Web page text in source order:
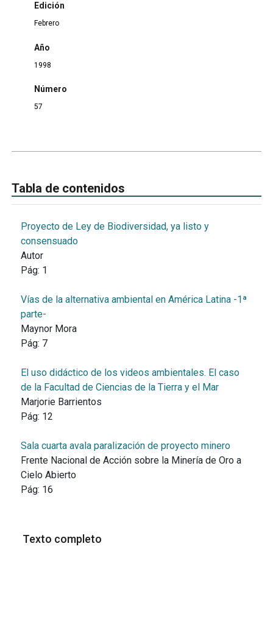
Edición
Febrero
Año
1998
Número
57
Tabla de contenidos
Proyecto de Ley de Biodiversidad, ya listo y
consensuado
Autor
Pág: 1
Vías de la alternativa ambiental en América Latina -1ª
parte-
Maynor Mora
Pág: 7
El uso didáctico de los videos ambientales. El caso
de la Facultad de Ciencias de la Tierra y el Mar
Marjorie Barrientos
Pág: 12
Sala cuarta avala paralización de proyecto minero
Frente Nacional de Acción sobre la Minería de Oro a
Cielo Abierto
Pág: 16
Texto completo